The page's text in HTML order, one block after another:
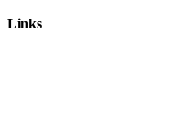
Links